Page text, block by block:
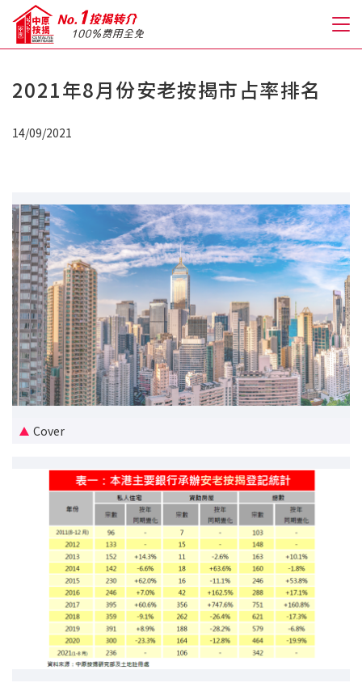
关于我们
免费房贷转介服务
免费开户转介服务
私人贷款
优惠礼遇
新盘优越按揭优惠
中原按揭标签优惠
按揭计算
转按计算
置业预算
供款年期计算
2021年8月份安老按揭市占率排名
14/09/2021
Cover